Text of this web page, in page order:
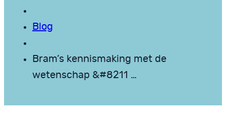
Blog
Bram’s kennismaking met de
wetenschap &#8211 …